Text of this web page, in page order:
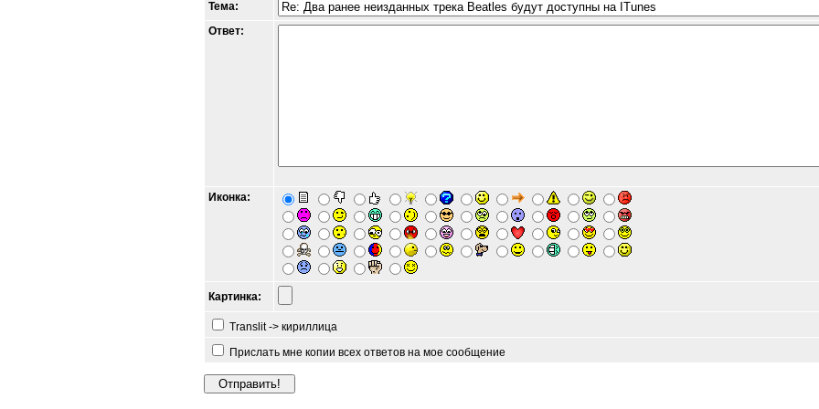
Тема:
Ответ:
Иконка:
Картинка:
Translit -> кириллица
Прислать мне копии всех ответов на мое сообщение